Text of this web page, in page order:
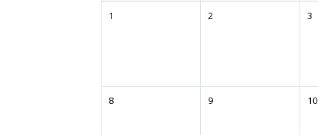
1 2 3
8 9 10